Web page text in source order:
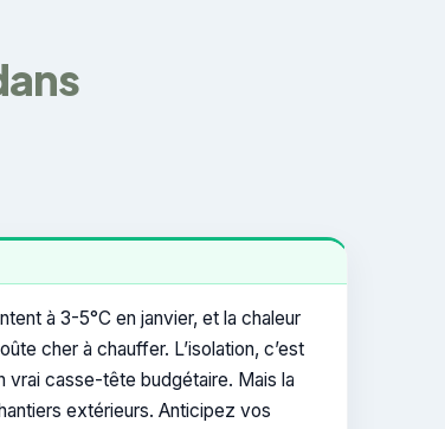
à 3-5°C en janvier, et la chaleur
cher à chauffer. L’isolation, c’est
vrai casse-tête budgétaire. Mais la
extérieurs. Anticipez vos